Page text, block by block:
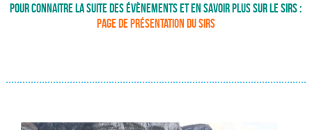
Pour connaitre la suite des évènements et en savoir plus sur le SIRS :
page de présentation du SIRS